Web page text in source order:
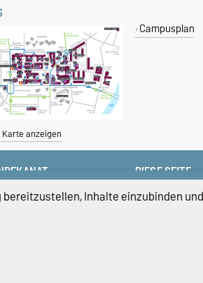
anzeigen
Campusplan
fww@ovgu.de
DIESE SEITE
Vorlesen
Inhalte einzubinden